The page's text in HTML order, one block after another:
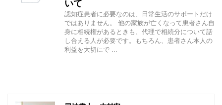
いて
認知症患者に必要なのは、日常生活のサポートだけ
ではありません。 他の家族が亡くなって患者さん自
身に相続権があるときも、代理で相続分について話
し合える人が必要です。もちろん、患者さん本人の
利益を大切にで ...